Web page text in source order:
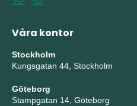
Våra kontor
Stockholm
Kungsgatan 44, Stockholm
Göteborg
Stampgatan 14, Göteborg